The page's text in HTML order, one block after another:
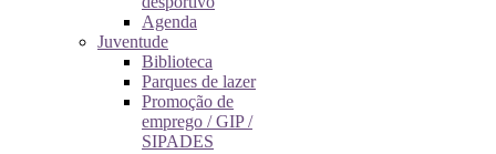
Agenda
Juventude
Biblioteca
Parques de lazer
Promoção de
emprego / GIP /
SIPADES